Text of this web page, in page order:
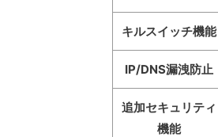
キルスイッチ機能
IP/DNS漏洩防止
追加セキュリティ
機能